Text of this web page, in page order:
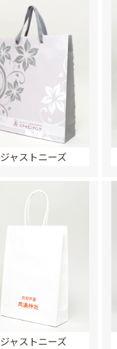
ジャストニーズ
ジャストニーズ